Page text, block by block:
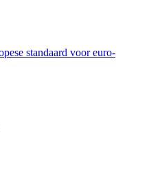
standaard voor euro-